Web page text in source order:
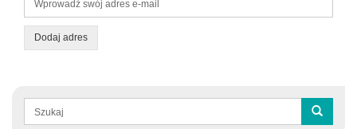
Dodaj adres
Formularz